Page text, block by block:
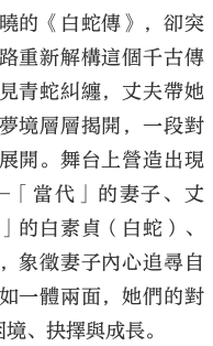
的《白蛇傳》，卻突
重新解構這個千古傳
青蛇糾纏，丈夫帶她
境層層揭開，一段對
開。舞台上營造出現
當代」的妻子、丈
的白素貞（白蛇）、
象徵妻子內心追尋自
一體兩面，她們的對
、抉擇與成長。